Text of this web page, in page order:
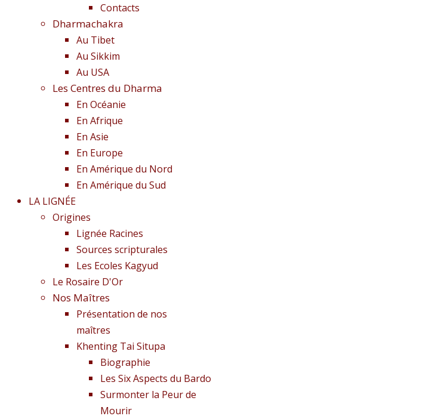
Contacts
Dharmachakra
Au Tibet
Au Sikkim
Au USA
Les Centres du Dharma
En Océanie
En Afrique
En Asie
En Europe
En Amérique du Nord
En Amérique du Sud
LA LIGNÉE
Origines
Lignée Racines
Sources scripturales
Les Ecoles Kagyud
Le Rosaire D'Or
Nos Maîtres
Présentation de nos
maîtres
Khenting Tai Situpa
Biographie
Les Six Aspects du Bardo
Surmonter la Peur de
Mourir